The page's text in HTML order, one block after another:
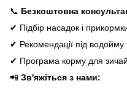
📞 Безкоштовна
✔ Підбір насадок і
✔ Рекомендації під водойму
✔ Програма корму для
📲 Зв'яжіться з нами: